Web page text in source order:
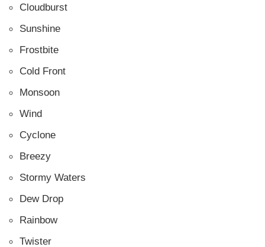
Cloudburst
Sunshine
Frostbite
Cold Front
Monsoon
Wind
Cyclone
Breezy
Stormy Waters
Dew Drop
Rainbow
Twister